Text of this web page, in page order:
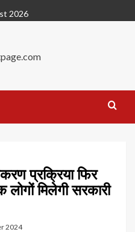
2026
प्रक्रिया फिर
मिलेगी सरकारी
2024